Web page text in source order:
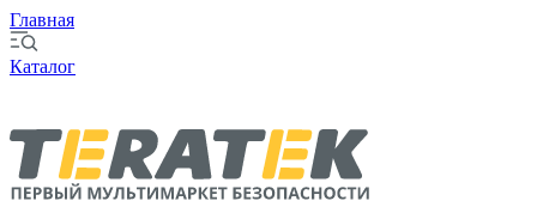
Главная
Каталог